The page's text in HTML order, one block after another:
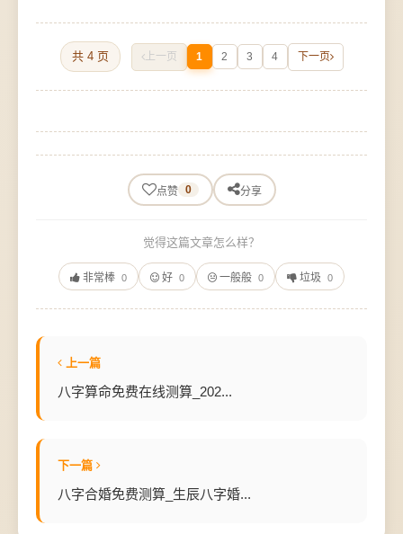
共 4 页 上一页 1 2 3 4 下一页
点赞 0 分享
觉得这篇文章怎么样？
非常棒 0 好 0 一般般 0 垃圾 0
上一篇
八字算命免费在线测算_202...
下一篇
八字合婚免费测算_生辰八字婚...